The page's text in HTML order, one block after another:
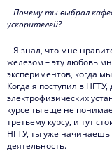
–Почему ты выбрал
ускорителей?
– Я знал, что мне
железом – эту любовь
экспериментов, когда
Когда я поступил в
электрофизических
курсе ты еще не
третьему курсу, и тут
НГТУ, ты уже начинаешь
деятельность.